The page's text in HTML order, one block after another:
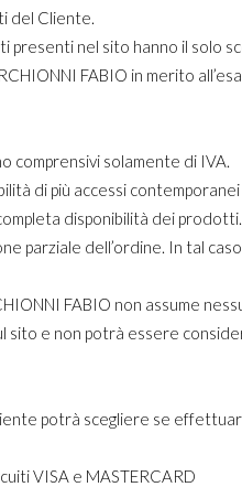
del Cliente.
nel sito hanno il solo
FABIO in merito
comprensivi solamente di IVA.
di più accessi
disponibilità dei
parziale dell’ordine. In tal
FABIO non assume
e non potrà essere
potrà scegliere se
VISA e MASTERCARD